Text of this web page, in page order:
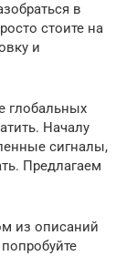
в
стоите на
и
глобальных
Началу
сигналы,
Предлагаем
из описаний